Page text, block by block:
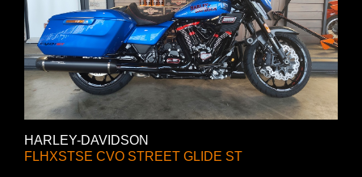
HARLEY-DAVIDSON
FLHXSTSE CVO STREET GLIDE ST